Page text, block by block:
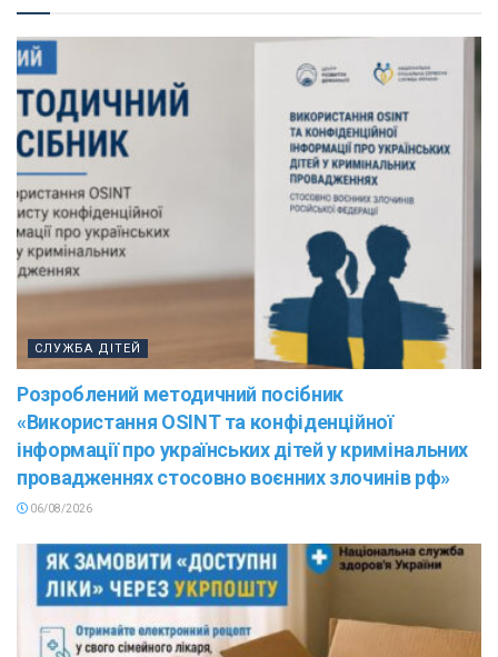
СЛУЖБА ДІТЕЙ
Розроблений методичний посібник
«Використання OSINT та конфіденційної
інформації про українських дітей у кримінальних
провадженнях стосовно воєнних злочинів рф»
06/08/2026